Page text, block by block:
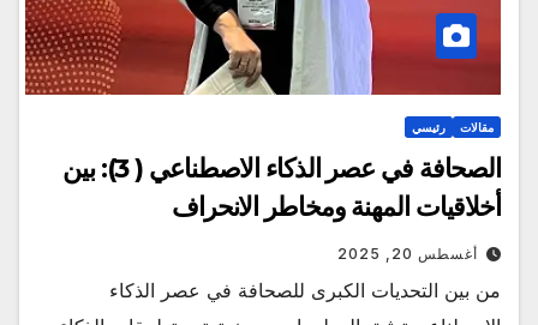
مقالات رئيسي
الصحافة في عصر الذكاء الاصطناعي ( 3): بين
أخلاقيات المهنة ومخاطر الانحراف
أغسطس 20, 2025
من بين التحديات الكبرى للصحافة في عصر الذكاء